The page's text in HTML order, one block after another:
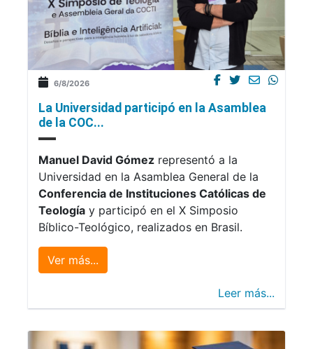
6/8/2026
La Universidad participó en la Asamblea
de la COC...
Manuel David Gómez representó a la
Universidad en la Asamblea General de la
Conferencia de Instituciones Católicas de
Teología y participó en el X Simposio
Bíblico-Teológico, realizados en Brasil.
Ver más...
Leer más...